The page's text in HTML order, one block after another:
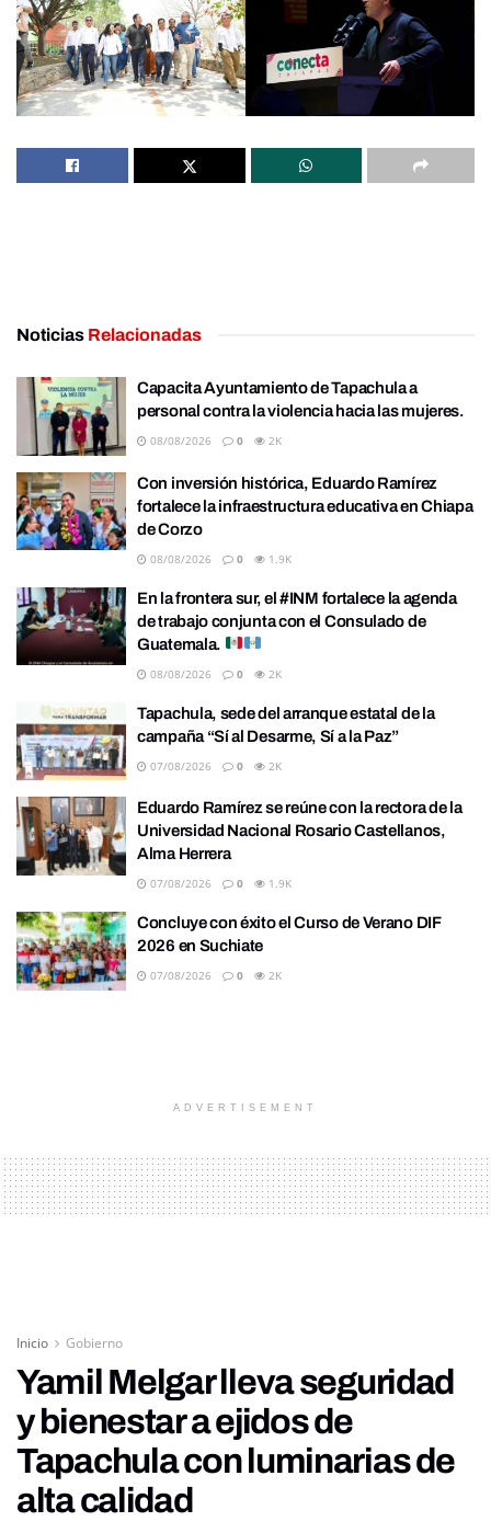
Noticias Relacionadas
Capacita Ayuntamiento de Tapachula a
personal contra la violencia hacia las mujeres.
08/08/2026 0 2K
Con inversión histórica, Eduardo Ramírez
fortalece la infraestructura educativa en Chiapa
de Corzo
08/08/2026 0 1.9K
En la frontera sur, el #INM fortalece la agenda
de trabajo conjunta con el Consulado de
Guatemala.
08/08/2026 0 2K
Tapachula, sede del arranque estatal de la
campaña “Sí al Desarme, Sí a la Paz”
07/08/2026 0 2K
Eduardo Ramírez se reúne con la rectora de la
Universidad Nacional Rosario Castellanos,
Alma Herrera
07/08/2026 0 1.9K
Concluye con éxito el Curso de Verano DIF
2026 en Suchiate
07/08/2026 0 2K
ADVERTISEMENT
Inicio Gobierno
Yamil Melgar lleva seguridad
y bienestar a ejidos de
Tapachula con luminarias de
alta calidad